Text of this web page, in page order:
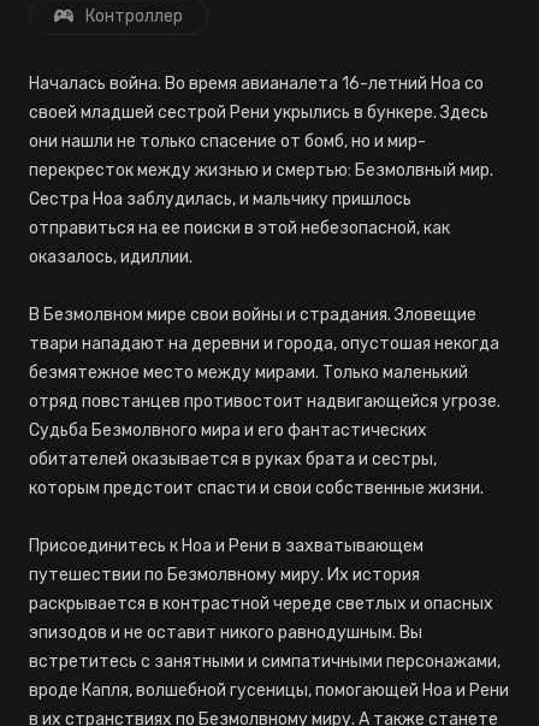
Контроллер
Началась война. Во время авианалета 16-летний Ноа со
своей младшей сестрой Рени укрылись в бункере. Здесь
они нашли не только спасение от бомб, но и мир-
перекресток между жизнью и смертью: Безмолвный мир.
Сестра Ноа заблудилась, и мальчику пришлось
отправиться на ее поиски в этой небезопасной, как
оказалось, идиллии.
В Безмолвном мире свои войны и страдания. Зловещие
твари нападают на деревни и города, опустошая некогда
безмятежное место между мирами. Только маленький
отряд повстанцев противостоит надвигающейся угрозе.
Судьба Безмолвного мира и его фантастических
обитателей оказывается в руках брата и сестры,
которым предстоит спасти и свои собственные жизни.
Присоединитесь к Ноа и Рени в захватывающем
путешествии по Безмолвному миру. Их история
раскрывается в контрастной череде светлых и опасных
эпизодов и не оставит никого равнодушным. Вы
встретитесь с занятными и симпатичными персонажами,
вроде Капля, волшебной гусеницы, помогающей Ноа и Рени
в их странствиях по Безмолвному миру. А также станете